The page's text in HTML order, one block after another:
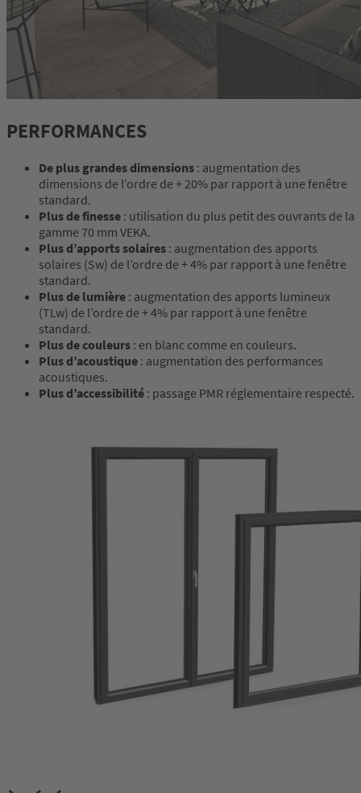
PERFORMANCES
De plus grandes dimensions : augmentation des
dimensions de l’ordre de + 20% par rapport à une fenêtre
standard.
Plus de finesse : utilisation du plus petit des ouvrants de la
gamme 70 mm VEKA.
Plus d’apports solaires : augmentation des apports
solaires (Sw) de l’ordre de + 4% par rapport à une fenêtre
standard.
Plus de lumière : augmentation des apports lumineux
(TLw) de l’ordre de + 4% par rapport à une fenêtre
standard.
Plus de couleurs : en blanc comme en couleurs.
Plus d’acoustique : augmentation des performances
acoustiques.
Plus d’accessibilité : passage PMR réglementaire respecté.